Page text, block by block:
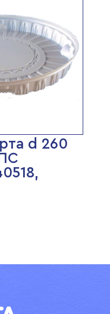
d 260